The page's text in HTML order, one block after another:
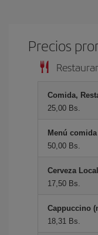
Precios
Comida,
25,00 Bs.
Menú
50,00 Bs.
Cerveza
17,50 Bs.
Cappuccino
18,31 Bs.